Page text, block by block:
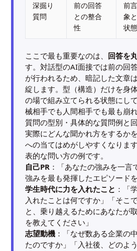
深掘り
質問
前の回答
との整合
性
前
象
状
ここで最も重要なのは、 回答を
す。対話型のAI面接では前の回
が行われるため、暗記した文章
綻します。型（構造）だけを身
の場で組み立てられる状態に
械相手でも人間相手でも最も崩
質問の型別・具体的な質問例と
実際にどんな聞かれ方をするか
への当てはめがしやすくなりま
表的な問い方の例です。
自己PR ：「あなたの強みを一言
強みを最も発揮したエピソード
学生時代に力を入れたこと ：「
入れたことは何ですか」「そこ
と、乗り越えるためにあなたが
を教えてください」
志望動機：「なぜ数ある企業の
たのですか」「入社後、どのよ